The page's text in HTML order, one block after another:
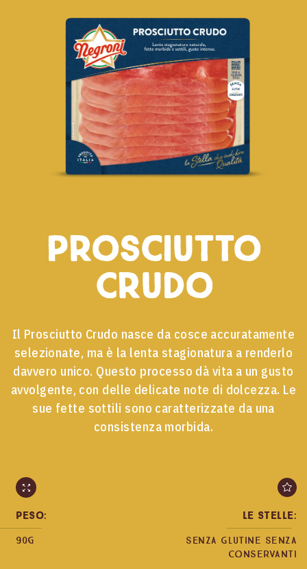
Specialità di Zibello e Stagionate
Peso:
90g
Prosciutto
Crudo
Il Prosciutto Crudo nasce da cosce accuratamente
selezionate, ma è la lenta stagionatura a renderlo
davvero unico. Questo processo dà vita a un gusto
avvolgente, con delle delicate note di dolcezza. Le
sue fette sottili sono caratterizzate da una
consistenza morbida.
Le stelle:
SENZA Glutine Senza
conservanti